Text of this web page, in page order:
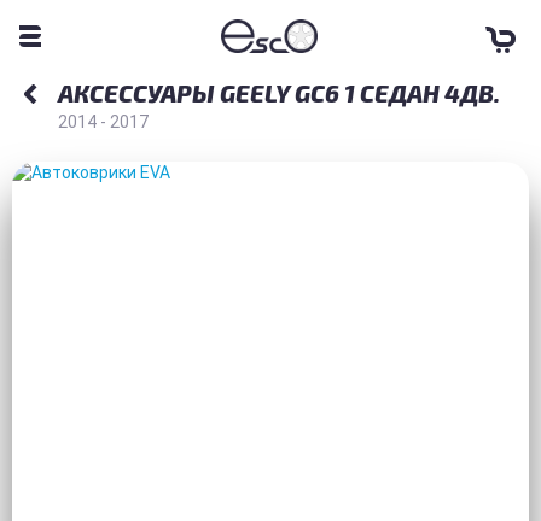
АКСЕССУАРЫ GEELY GC6 1 СЕДАН 4ДВ.
2014 - 2017